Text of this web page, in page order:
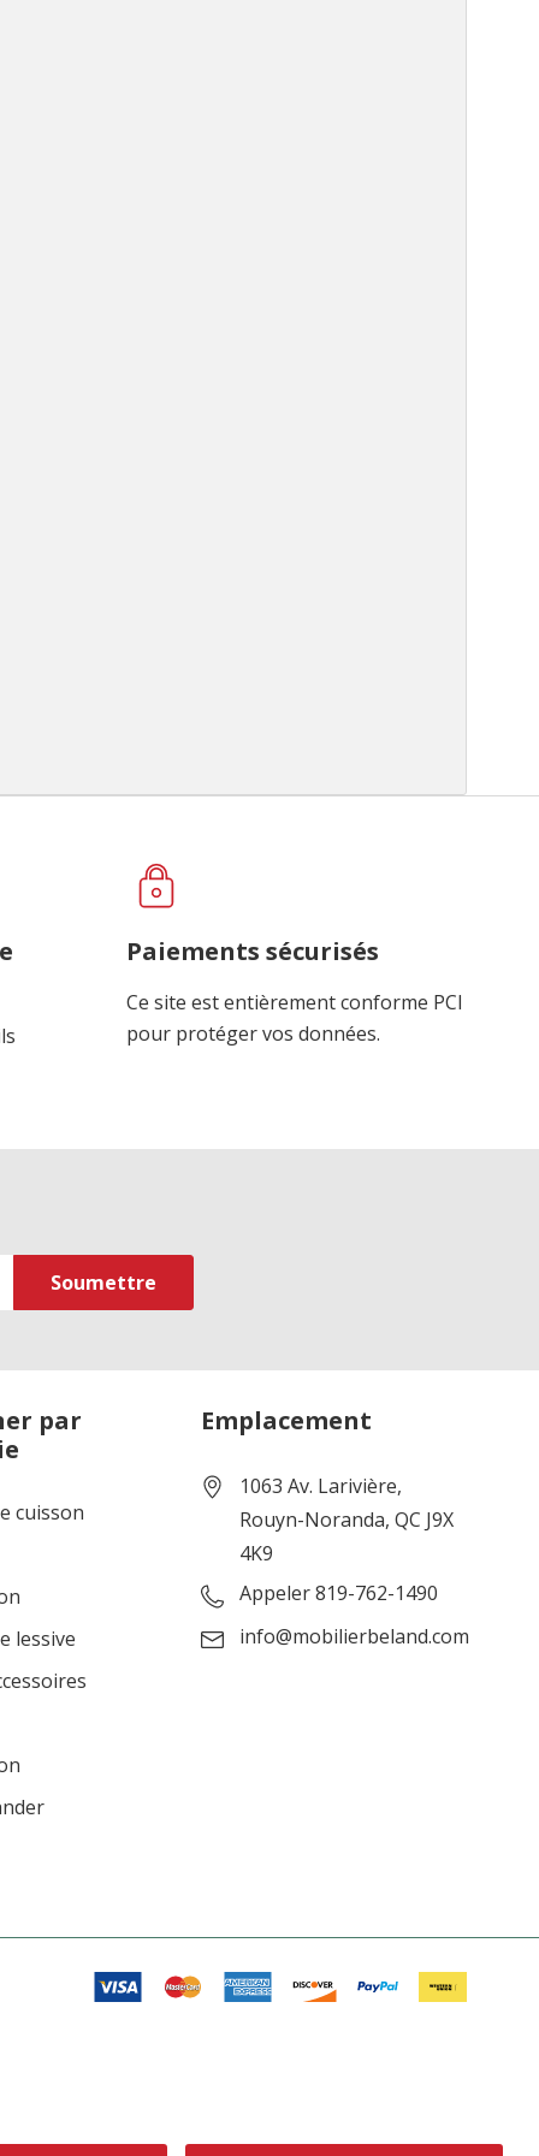
Paiements sécurisés
Ce site est entièrement conforme PCI
pour protéger vos données.
par
cuisson
lessive
Emplacement
1063 Av. Larivière,
Rouyn-Noranda, QC J9X
4K9
Appeler 819-762-1490
info@mobilierbeland.com